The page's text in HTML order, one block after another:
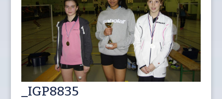
_IGP8835